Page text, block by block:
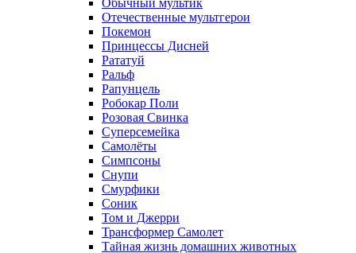
Обычный мультик
Отечественные мультгерои
Покемон
Принцессы Дисней
Рататуй
Ральф
Рапунцель
Робокар Поли
Розовая Свинка
Суперсемейка
Самолёты
Симпсоны
Снупи
Смурфики
Соник
Том и Джерри
Трансформер Самолет
Тайная жизнь домашних животных